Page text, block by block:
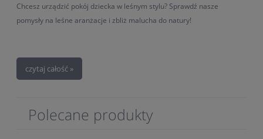
Chcesz urządzić pokój dziecka w leśnym stylu? Sprawdź nasze
pomysły na leśne aranżacje i zbliż malucha do natury!
czytaj całość »
Polecane produkty